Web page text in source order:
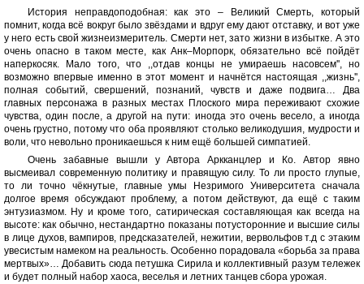
История неправдоподобная: как это – Великий Смерть, который
помнит, когда всё вокруг было звёздами и вдруг ему дают отставку, и вот уже
у него есть свой жизнеизмеритель. Смерти нет, зато жизни в избытке. А это
очень опасно в таком месте, как Анк–Морпорк, обязательно всё пойдёт
наперкосяк. Мало того, что ,,отдав концы не умираешь насовсем'', но
возможно впервые именно в этот момент и начнётся настоящая ,,жизнь'',
полная событий, свершений, познаний, чувств и даже подвига… Два
главных персонажа в разных местах Плоского мира переживают схожие
чувства, один после, а другой на пути: иногда это очень весело, а иногда
очень грустно, потому что оба проявляют столько великодушия, мудрости и
воли, что невольно проникаешься к ним ещё большей симпатией.
Очень забавные вышли у Автора Аркканцлер и Ко. Автор явно
высмеивал современную политику и правящую силу. То ли просто глупые,
то ли точно чёкнутые, главные умы Незримого Университета сначала
долгое время обсуждают проблему, а потом действуют, да ещё с таким
энтузиазмом. Ну и кроме того, сатирическая составляющая как всегда на
высоте: как обычно, нестандартно показаны потусторонние и высшие силы
в лице духов, вампиров, предсказателей, нежитии, вервольфов т.д с этаким
увесистым намеком на реальность. Особенно порадовала «борьба за права
мертвых»… Добавить сюда петушка Сирила и коллективный разум тележек
и будет полный набор хаоса, веселья и летних танцев сбора урожая.